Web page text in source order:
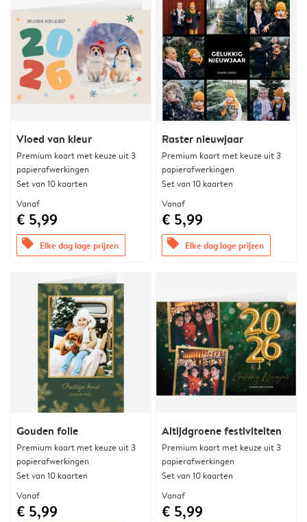
Vloed van kleur
Premium kaart met keuze uit 3
papierafwerkingen
Set van 10 kaarten
Vanaf
€ 5,99
offers Elke dag lage prijzen
Raster nieuwjaar
Premium kaart met keuze uit 3
papierafwerkingen
Set van 10 kaarten
Vanaf
€ 5,99
offers Elke dag lage prijzen
Gouden folie
Premium kaart met keuze uit 3
papierafwerkingen
Set van 10 kaarten
Vanaf
€ 5,99
Altijdgroene festiviteiten
Premium kaart met keuze uit 3
papierafwerkingen
Set van 10 kaarten
Vanaf
€ 5,99